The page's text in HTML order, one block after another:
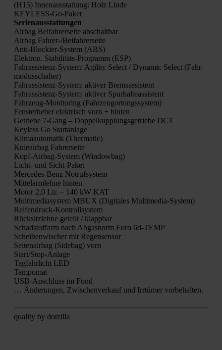
(H15) Innen­aus­stat­tung: Holz Lin­de
KEYL­ESS-Go-Paket
Seri­en­aus­stat­tun­gen
Air­bag Bei­fah­rer­sei­te abschalt­bar
Air­bag Fah­rer-/Bei­fah­rer­sei­te
Anti-Blo­ckier-Sys­tem (ABS)
Elek­tron. Sta­bi­li­täts-Pro­gramm (ESP)
Fahr­as­sis­tenz-Sys­tem: Agi­li­ty Sel­ect / Dyna­mic Sel­ect (Fahr­
mo­dus­schal­ter)
Fahr­as­sis­tenz-Sys­tem: akti­ver Brems­as­sis­tent
Fahr­as­sis­tenz-Sys­tem: akti­ver Spur­hal­te­as­sis­tent
Fahr­zeug-Moni­to­ring (Fahr­zeug­or­tungs­sys­tem)
Fens­ter­he­ber elek­trisch vorn + hin­ten
Getrie­be 7‑Gang – Dop­pel­kupp­lungs­ge­trie­be DCT
Keyl­ess Go Start­an­la­ge
Kli­ma­au­to­ma­tik (Ther­ma­tic)
Knie­air­bag Fah­rer­sei­te
Kopf-Air­bag-Sys­tem (Win­dow­bag)
Licht- und Sicht-Paket
Mer­ce­des-Benz Not­ruf­sys­tem
Mit­tel­arm­leh­ne hin­ten
Motor 2,0 Ltr. – 140 kW KAT
Mul­ti­me­dia­sys­tem MBUX (Digi­ta­les Mul­ti­me­dia-Sys­tem)
Rei­fen­druck-Kon­troll­sys­tem
Rück­sitz­leh­ne geteilt / klapp­bar
Schad­stoff­arm nach Abgas­norm Euro 6d-TEMP
Schei­ben­wi­scher mit Regen­sen­sor
Sei­ten­air­bag (Side­bag) vorn
Star­t/S­top-Anla­ge
Tag­fahr­licht LED
Tem­po­mat
USB-Anschluss im Fond
… Ände­run­gen, Zwi­schen­ver­kauf und Irr­tü­mer vor­be­hal­ten.
qua­li­ty by dot­zil­la